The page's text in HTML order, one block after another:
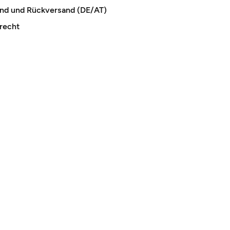
und Rückversand (DE/AT)